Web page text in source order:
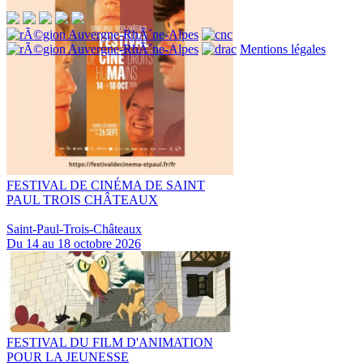
FESTIVAL DE CINÉMA DE SAINT
PAUL TROIS CHÂTEAUX
Saint-Paul-Trois-Châteaux
Du 14 au 18 octobre 2026
FESTIVAL DU FILM D'ANIMATION
POUR LA JEUNESSE
Mentions légales